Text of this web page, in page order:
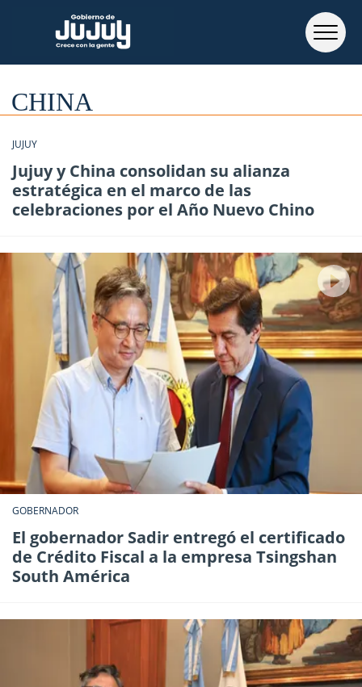
CHINA
JUJUY
Jujuy y China consolidan su alianza
estratégica en el marco de las
celebraciones por el Año Nuevo Chino
GOBERNADOR
El gobernador Sadir entregó el certificado
de Crédito Fiscal a la empresa Tsingshan
South América